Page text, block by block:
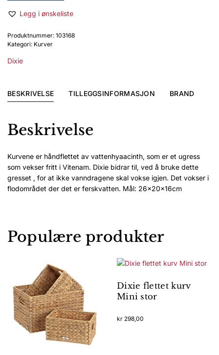
kurv
medium
antall
Legg i ønskeliste
Produktnummer: 103168
Kategori: Kurver
Dixie
BESKRIVELSE TILLEGGSINFORMASJON BRAND
Beskrivelse
Kurvene er håndflettet av vattenhyaacinth, som er et ugress
som vekser fritt i Vitenam. Dixie bidrar til, ved å bruke dette
gresset , for at ikke vanndragene skal vokse igjen. Det vokser i
flodområdet der det er ferskvatten. Mål: 26x20x16cm
Populære produkter
Dixie flettet kurv
Mini stor
kr 298,00